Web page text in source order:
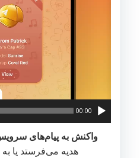
00:00
واکنش به پیام‌های
هدیه می‌فرستد یا